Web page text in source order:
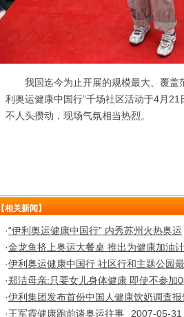
我国迄今为止开展的规模最大、覆盖
利奥运健康中国行”千场社区活动于4月
不人头攒动，现场气氛相当热烈。
【相关新闻】
·“伊利奥运健康中国行” 内秀苏州火热奥运
·金龙鱼挤上奥运大餐桌 推出为健康加油
·伊利奥运健康中国行 社区行和主题公园
·郑洁母亲:只要女儿身体健康 即使不参加
·伊利集团发布首份中国人健康饮奶调查报
·王军霞健康跑前谈奥运往事
2007-05-31